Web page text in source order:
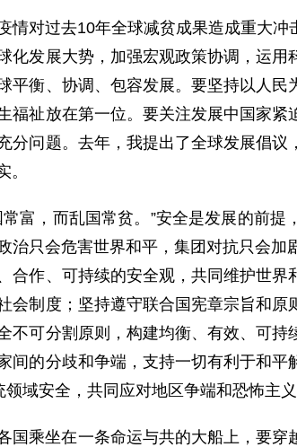
对过去10年全球减贫成果造成重大冲
化发展大势，加强宏观政策协调，运
平衡、协调、包容发展。要坚持以人
福祉放在第一位。要关注发展中国家
分问题。去年，我提出了全球发展倡
。
富，而乱国常贫。”安全是发展的前提
治只会危害世界和平，集团对抗只会
合作、可持续的安全观，共同维护世
会制度；坚持遵守联合国宪章宗旨和
不可分割原则，构建均衡、有效、可
间的分歧和争端，支持一切有利于和
域安全，共同应对地区争端和恐怖主
乘坐在一条命运与共的大船上，要穿